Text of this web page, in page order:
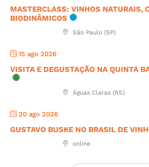
MASTERCLASS: VINHOS NATURAIS,
BIODINÂMICOS
São Paulo (SP)
15 ago 2026
VISITA E DEGUSTAÇÃO NA QUINTA
Águas Claras (RS)
20 ago 2026
GUSTAVO BUSKE NO BRASIL DE
online